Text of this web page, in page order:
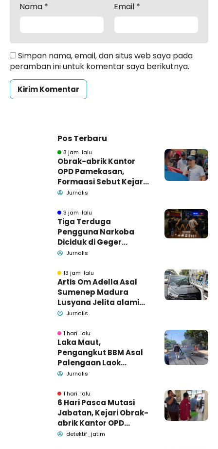
Nama * Email *
Simpan nama, email, dan situs web saya pada
peramban ini untuk komentar saya berikutnya.
Pos Terbaru
3 jam lalu
Obrak-abrik Kantor
OPD Pamekasan,
Formaasi Sebut Kejari
Pamekasan
Jurnalis
3 jam lalu
Tiga Terduga
Pengguna Narkoba
Diciduk di Geger
Bangkalan, Polisi Masih
Barang Bukti
Jurnalis
13 jam lalu
Artis Om Adella Asal
Sumenep Madura
Lusyana Jelita alami
kecelakaan di Wonogiri
Jurnalis
1 hari lalu
Laka Maut,
Pengangkut BBM Asal
Palengaan Laok
Pamekasan Meninggal
Jurnalis
1 hari lalu
6 Hari Pasca Mutasi
Jabatan, Kejari Obrak-
abrik Kantor OPD
Pemkab Pamekasan
detektif_jatim